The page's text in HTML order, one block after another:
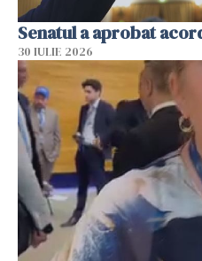
Senatul a aprobat
30 IULIE 2026